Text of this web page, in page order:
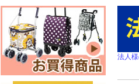
法人